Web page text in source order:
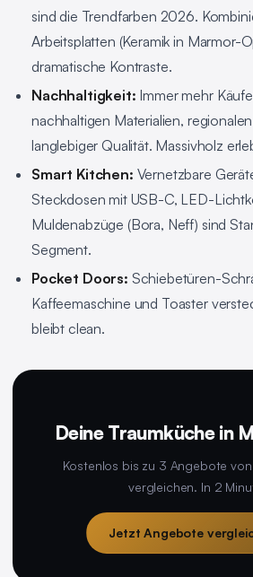
sind die Trendfarben 2026.
Arbeitsplatten (Keramik in Marmor-
dramatische Kontraste.
Nachhaltigkeit: Immer mehr
nachhaltigen Materialien,
langlebiger Qualität. Massivholz
Smart Kitchen: Vernetzbare
Steckdosen mit USB-C, LED-
Muldenabzüge (Bora, Neff) sind
Segment.
Pocket Doors: Schiebetüren-
Kaffeemaschine und Toaster
bleibt clean.
Deine Traumküche in
Kostenlos bis zu 3 Angebote
vergleichen. In 2
Jetzt Angebote